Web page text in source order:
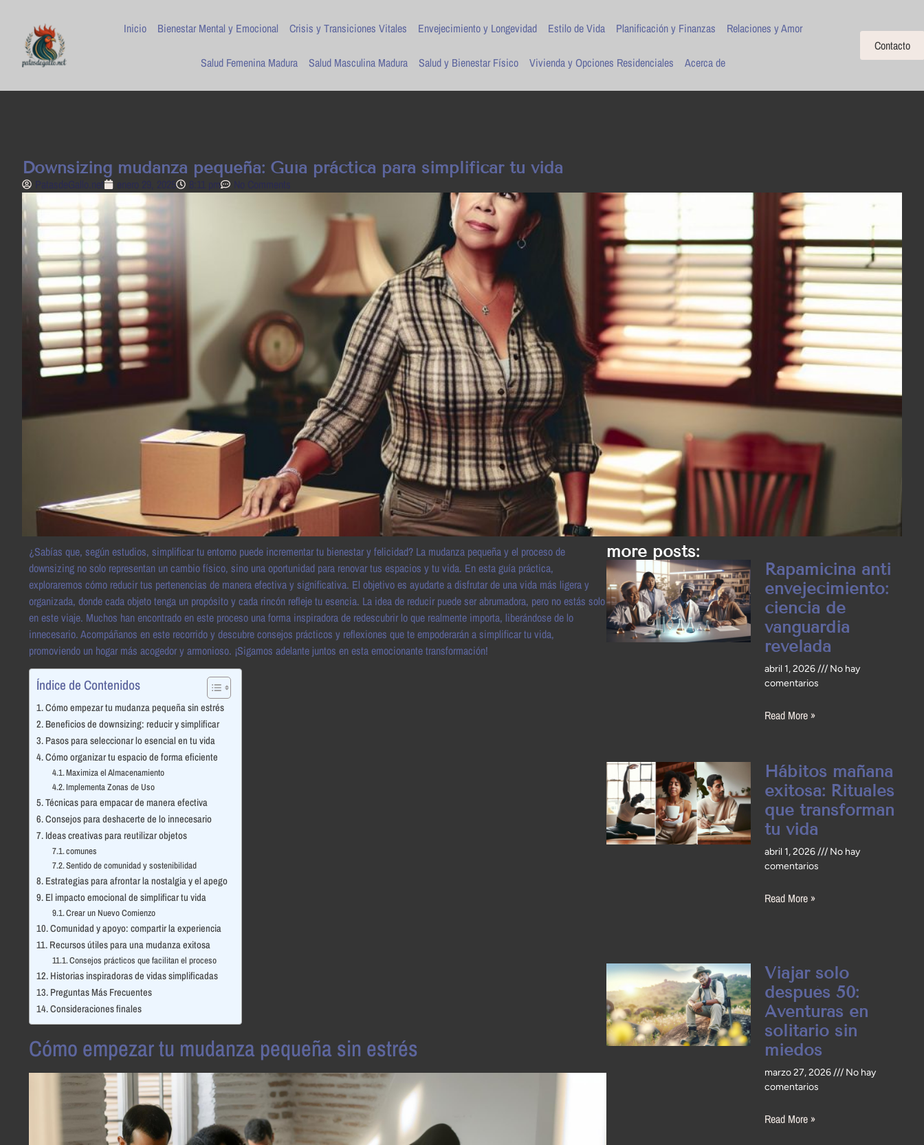
Inicio Bienestar Mental y Emocional Crisis y Transiciones Vitales Envejecimiento y Longevidad Estilo de Vida Planificación y Finanzas Relaciones y Amor
Salud Femenina Madura Salud Masculina Madura Salud y Bienestar Físico Vivienda y Opciones Residenciales Acerca de
Contacto
Downsizing mudanza pequeña: Guía práctica para simplificar tu vida
PatasdeGallo .net enero 29, 2025 8:11 pm No Comments
¿Sabías que, según estudios, simplificar tu entorno puede incrementar tu bienestar y felicidad? La mudanza pequeña y el proceso de
downsizing no solo representan un cambio físico, sino una oportunidad para renovar tus espacios y tu vida. En esta guía práctica,
exploraremos cómo reducir tus pertenencias de manera efectiva y significativa. El objetivo es ayudarte a disfrutar de una vida más ligera y
organizada, donde cada objeto tenga un propósito y cada rincón refleje tu esencia. La idea de reducir puede ser abrumadora, pero no estás solo
en este viaje. Muchos han encontrado en este proceso una forma inspiradora de redescubrir lo que realmente importa, liberándose de lo
innecesario. Acompáñanos en este recorrido y descubre consejos prácticos y reflexiones que te empoderarán a simplificar tu vida,
promoviendo un hogar más acogedor y armonioso. ¡Sigamos adelante juntos en esta emocionante transformación!
Índice de Contenidos
Cómo empezar tu mudanza pequeña sin estrés
Beneficios de downsizing: reducir y simplificar
Pasos para seleccionar lo esencial en tu vida
Cómo organizar tu espacio de forma eficiente
Maximiza el Almacenamiento
Implementa Zonas de Uso
Técnicas para empacar de manera efectiva
Consejos para deshacerte de lo innecesario
Ideas creativas para reutilizar objetos
comunes
Sentido de comunidad y sostenibilidad
Estrategias para afrontar la nostalgia y el apego
El impacto emocional de simplificar tu vida
Crear un Nuevo Comienzo
Comunidad y apoyo: compartir la experiencia
Recursos útiles para una mudanza exitosa
Consejos prácticos que facilitan el proceso
Historias inspiradoras de vidas simplificadas
Preguntas Más Frecuentes
Consideraciones finales
Cómo empezar tu mudanza pequeña sin estrés
more posts:
Rapamicina anti
envejecimiento:
ciencia de
vanguardia
revelada
abril 1, 2026
No hay
comentarios
Read More »
Hábitos mañana
exitosa: Rituales
que transforman
tu vida
abril 1, 2026
No hay
comentarios
Read More »
Viajar solo
después 50:
Aventuras en
solitario sin
miedos
marzo 27, 2026
No hay
comentarios
Read More »